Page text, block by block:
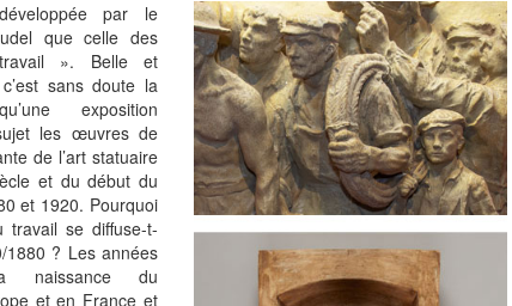
par le
que celle des
». Belle et
sans doute la
exposition
les œuvres de
de l’art statuaire
et du début du
et 1920. Pourquoi
travail se diffuse-t-
? Les années
naissance du
et en France et